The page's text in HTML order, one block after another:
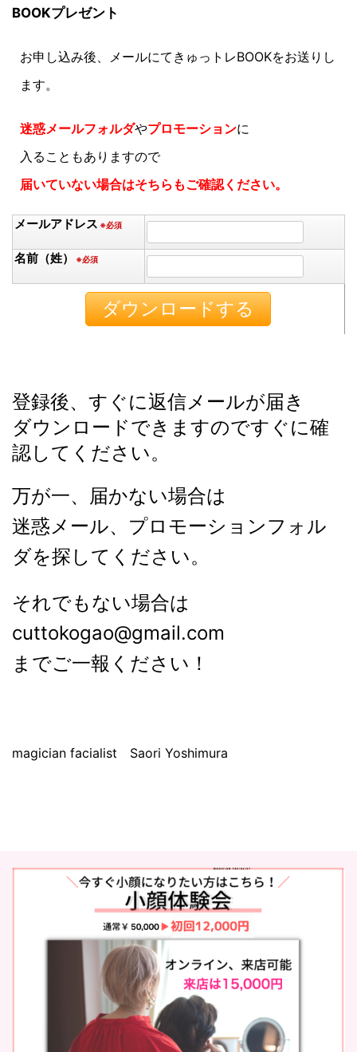
BOOKプレゼント
お申し込み後、メールにてきゅっトレBOOKをお送りし
ます。
迷惑メールフォルダやプロモーションに
入ることもありますので
届いていない場合はそちらもご確認ください。
メールアドレス ※必須
名前（姓） ※必須
登録後、すぐに返信メールが届き
ダウンロードできますのですぐに確
認してください。
万が一、届かない場合は
迷惑メール、プロモーションフォル
ダを探してください。
それでもない場合は
cuttokogao@gmail.com
までご一報ください！
magician facialist Saori Yoshimura